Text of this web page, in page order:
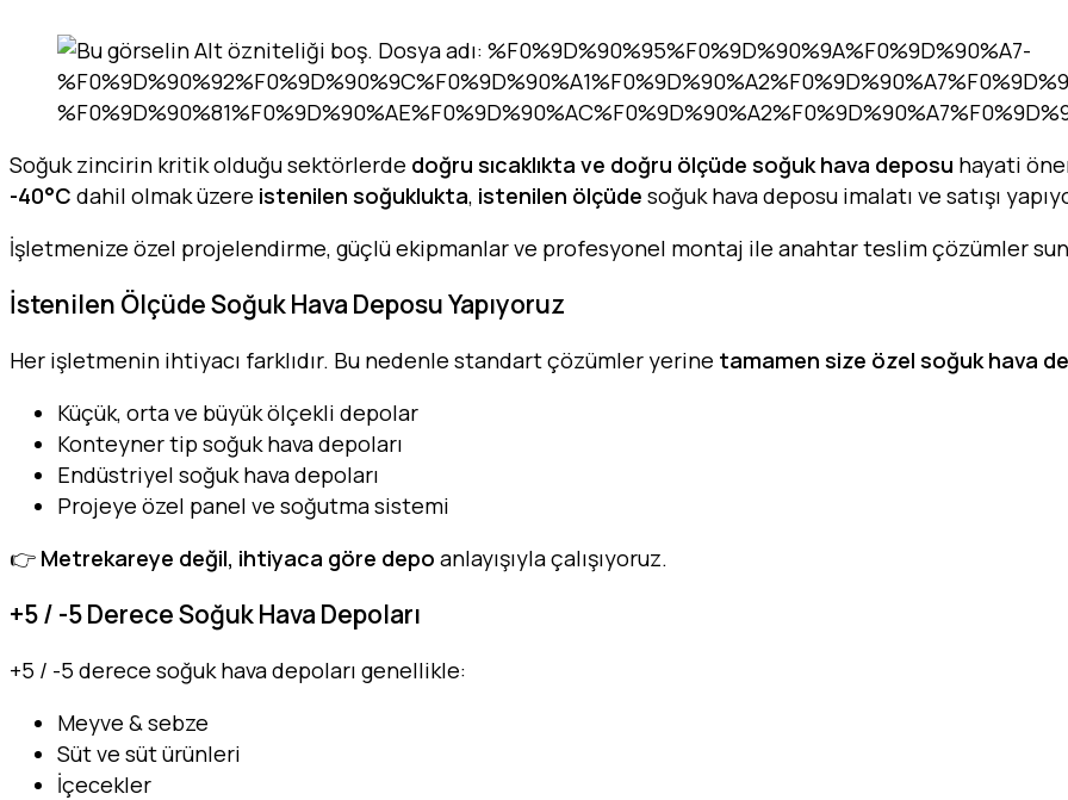
Soğuk zincirin kritik olduğu sektörlerde doğru sıcaklıkta ve doğru ölçüde soğuk hava deposu hayati
-40°C dahil olmak üzere istenilen soğuklukta, istenilen ölçüde soğuk hava deposu imalatı ve satışı
İşletmenize özel projelendirme, güçlü ekipmanlar ve profesyonel montaj ile anahtar teslim çözümler
İstenilen Ölçüde Soğuk Hava Deposu Yapıyoruz
Her işletmenin ihtiyacı farklıdır. Bu nedenle standart çözümler yerine tamamen size özel soğuk hava
Küçük, orta ve büyük ölçekli depolar
Konteyner tip soğuk hava depoları
Endüstriyel soğuk hava depoları
Projeye özel panel ve soğutma sistemi
👉 Metrekareye değil, ihtiyaca göre depo anlayışıyla çalışıyoruz.
+5 / -5 Derece Soğuk Hava Depoları
+5 / -5 derece soğuk hava depoları genellikle:
Meyve & sebze
Süt ve süt ürünleri
İçecekler